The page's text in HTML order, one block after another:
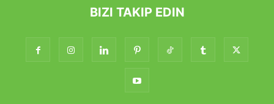
BIZI TAKIP EDIN